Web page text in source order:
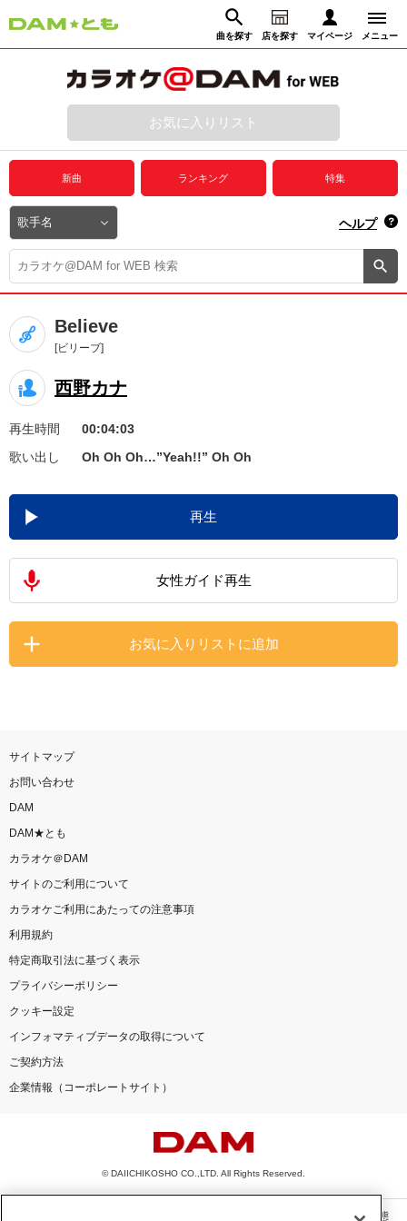
曲を探す 店を探す マイページ メニュー
動画からさがす 録音からさがす
ログイン
プレミアムサービス
DAM★とも動画
DAM★とも録音
カラオケ＠DAM
ユーザー検索
キャンペーン
お知らせ よくあるご質問
DAMの新曲・ランキングなど
カラオケ最新情報をチェック！
家族や友達と一緒に！練習にも！
お気に入りリスト
新曲 ランキング 特集
ヘルプ
Believe
[ビリーブ]
西野カナ
再生時間
00:04:03
歌い出し
Oh Oh Oh…”Yeah!!” Oh Oh
再生
女性ガイド再生
お気に入りリストに追加
サイトマップ
お問い合わせ
DAM
DAM★とも
カラオケ＠DAM
サイトのご利用について
カラオケご利用にあたっての注意事項
利用規約
特定商取引法に基づく表示
プライバシーポリシー
クッキー設定
インフォマティブデータの取得について
ご契約方法
企業情報（コーポレートサイト）
© DAIICHIKOSHO CO.,LTD. All Rights Reserved.
このサイトに掲載されている一切の文章・画像・写真・動画・音声等を、手段や形態